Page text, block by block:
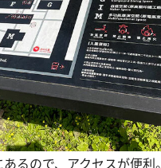
るので、アクセスが便利。